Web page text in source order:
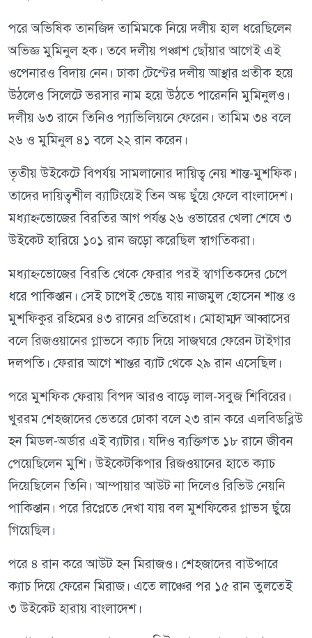
পরে অভিষিক তানজিদ তামিমকে নিয়ে দলীয় হাল ধরেছিলেন
অভিজ্ঞ মুমিনুল হক। তবে দলীয় পঞ্চাশ ছোঁয়ার আগেই এই
ওপেনারও বিদায় নেন। ঢাকা টেস্টের দলীয় আস্থার প্রতীক হয়ে
উঠলেও সিলেটে ভরসার নাম হয়ে উঠতে পারেননি মুমিনুলও।
দলীয় ৬৩ রানে তিনিও প্যাভিলিয়নে ফেরেন। তামিম ৩৪ বলে
২৬ ও মুমিনুল ৪১ বলে ২২ রান করেন।
তৃতীয় উইকেটে বিপর্যয় সামলানোর দায়িত্ব নেয় শান্ত-মুশফিক।
তাদের দায়িত্বশীল ব্যাটিংয়েই তিন অঙ্ক ছুঁয়ে ফেলে বাংলাদেশ।
মধ্যাহ্নভোজের বিরতির আগ পর্যন্ত ২৬ ওভারের খেলা শেষে ৩
উইকেট হারিয়ে ১০১ রান জড়ো করেছিল স্বাগতিকরা।
মধ্যাহ্নভোজের বিরতি থেকে ফেরার পরই স্বাগতিকদের চেপে
ধরে পাকিস্তান। সেই চাপেই ভেঙে যায় নাজমুল হোসেন শান্ত ও
মুশফিকুর রহিমের ৪৩ রানের প্রতিরোধ। মোহাম্মদ আব্বাসের
বলে রিজওয়ানের গ্লাভসে ক্যাচ দিয়ে সাজঘরে ফেরেন টাইগার
দলপতি। ফেরার আগে শান্তর ব্যাট থেকে ২৯ রান এসেছিল।
পরে মুশফিক ফেরায় বিপদ আরও বাড়ে লাল-সবুজ শিবিরের।
খুররম শেহজাদের ভেতরে ঢোকা বলে ২৩ রান করে এলবিডব্লিউ
হন মিডল-অর্ডার এই ব্যাটার। যদিও ব্যক্তিগত ১৮ রানে জীবন
পেয়েছিলেন মুশি। উইকেটকিপার রিজওয়ানের হাতে ক্যাচ
দিয়েছিলেন তিনি। আম্পায়ার আউট না দিলেও রিভিউ নেয়নি
পাকিস্তান। পরে রিপ্লেতে দেখা যায় বল মুশফিকের গ্লাভস ছুঁয়ে
গিয়েছিল।
পরে ৪ রান করে আউট হন মিরাজও। শেহজাদের বাউন্সারে
ক্যাচ দিয়ে ফেরেন মিরাজ। এতে লাঞ্চের পর ১৫ রান তুলতেই
৩ উইকেট হারায় বাংলাদেশ।